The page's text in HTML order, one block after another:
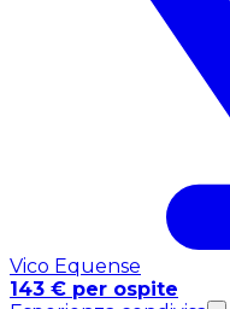
Vico Equense
143 € per ospite